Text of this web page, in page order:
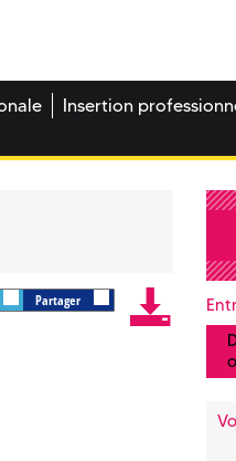
Insertion
Partager